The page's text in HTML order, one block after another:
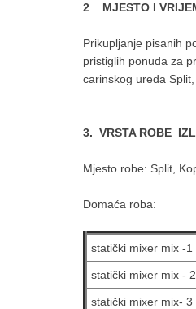
2 MJESTO I
Prikupljanje pisanih
pristiglih ponuda za
carinskog ureda
3. VRSTA ROBE
Mjesto robe: Split,
Domaća roba:
statički mixer mix -1
statički mixer mix - 2
statički mixer mix- 3